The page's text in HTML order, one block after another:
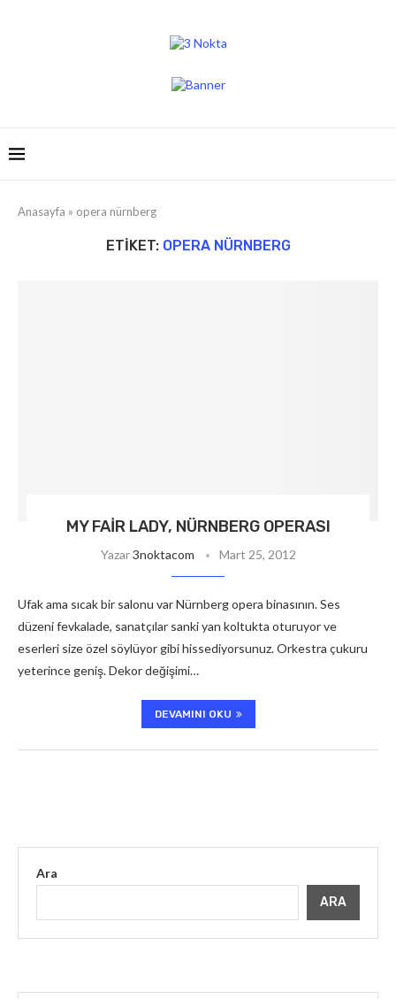
Anasayfa » opera nürnberg
ETIKET: OPERA NÜRNBERG
MY FAIR LADY, NÜRNBERG OPERASI
Yazar3noktacom Mart 25, 2012
Ufak ama sıcak bir salonu var Nürnberg opera binasının. Ses
düzeni fevkalade, sanatçılar sanki yan koltukta oturuyor ve
eserleri size özel söylüyor gibi hissediyorsunuz. Orkestra çukuru
yeterince geniş. Dekor değişimi…
DEVAMINI OKU
Ara
ARA